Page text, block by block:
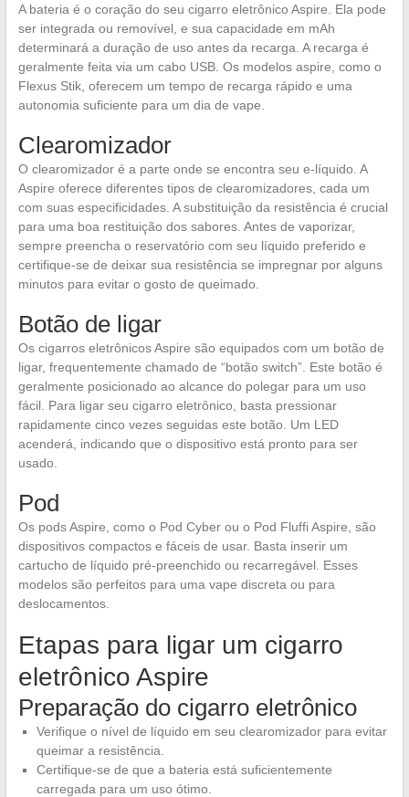
A bateria é o coração do seu cigarro eletrônico Aspire. Ela pode
ser integrada ou removível, e sua capacidade em mAh
determinará a duração de uso antes da recarga. A recarga é
geralmente feita via um cabo USB. Os modelos aspire, como o
Flexus Stik, oferecem um tempo de recarga rápido e uma
autonomia suficiente para um dia de vape.
Clearomizador
O clearomizador é a parte onde se encontra seu e-líquido. A
Aspire oferece diferentes tipos de clearomizadores, cada um
com suas especificidades. A substituição da resistência é crucial
para uma boa restituição dos sabores. Antes de vaporizar,
sempre preencha o reservatório com seu líquido preferido e
certifique-se de deixar sua resistência se impregnar por alguns
minutos para evitar o gosto de queimado.
Botão de ligar
Os cigarros eletrônicos Aspire são equipados com um botão de
ligar, frequentemente chamado de “botão switch”. Este botão é
geralmente posicionado ao alcance do polegar para um uso
fácil. Para ligar seu cigarro eletrônico, basta pressionar
rapidamente cinco vezes seguidas este botão. Um LED
acenderá, indicando que o dispositivo está pronto para ser
usado.
Pod
Os pods Aspire, como o Pod Cyber ou o Pod Fluffi Aspire, são
dispositivos compactos e fáceis de usar. Basta inserir um
cartucho de líquido pré-preenchido ou recarregável. Esses
modelos são perfeitos para uma vape discreta ou para
deslocamentos.
Etapas para ligar um cigarro
eletrônico Aspire
Preparação do cigarro eletrônico
Verifique o nível de líquido em seu clearomizador para evitar
queimar a resistência.
Certifique-se de que a bateria está suficientemente
carregada para um uso ótimo.